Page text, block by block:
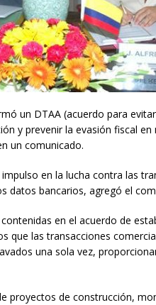
un DTAA (acuerdo para
y prevenir la evasión fiscal
un comunicado.
en la lucha contra las
datos bancarios, agregó el
en el acuerdo de
que las transacciones
una sola vez,
proyectos de construcción,